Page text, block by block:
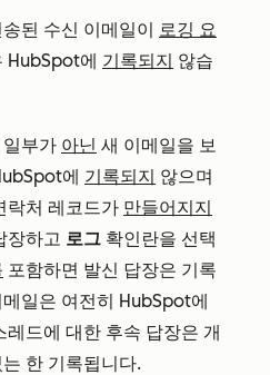
된 수신 이메일이 로깅 요
HubSpot에 기록되지 않습
부가 아닌 새 이메일을 보
에 기록되지 않으며
락처 레코드가 만들어지지
장하고 로그 확인란을 선택
포함하면 발신 답장은 기록
일은 여전히 HubSpot에
드에 대한 후속 답장은 개
한 기록됩니다.